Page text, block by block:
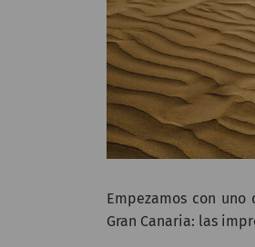
Empezamos con
Gran Canaria: las